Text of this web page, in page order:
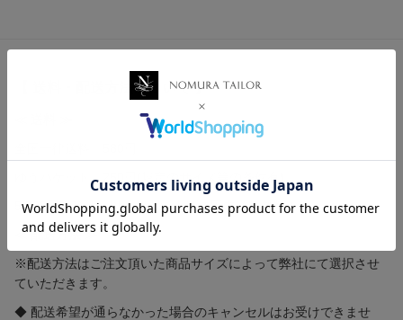
【 送料・配送方法について 】
ゆうパケット 250円(規定のサイズ等の条件有)
5,500円（税込）以上お買い上げで国内送料無料！！
≪ 配送方法 ≫
※配送方法はご注文頂いた商品サイズによって弊社にて選択させ
ていただきます。
◆ 配送希望が通らなかった場合のキャンセルはお受けできませ